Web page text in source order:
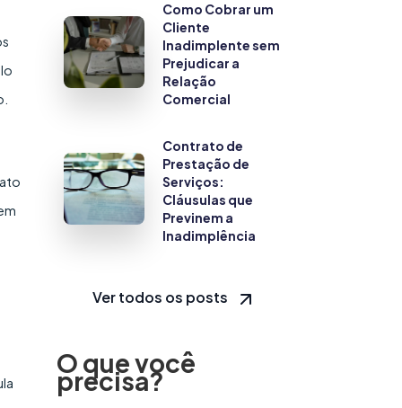
Como Cobrar um
Cliente
Inadimplente sem
Prejudicar a
Relação
Comercial
Contrato de
Prestação de
Serviços:
Cláusulas que
Previnem a
Inadimplência
Ver todos os posts
O que você
precisa?